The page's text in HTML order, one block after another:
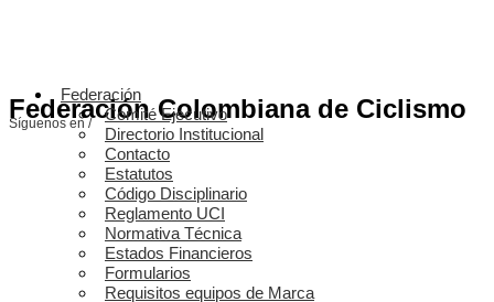
Federación Colombiana de Ciclismo
Síguenos en /
Federación
Comité Ejecutivo
Directorio Institucional
Contacto
Estatutos
Código Disciplinario
Reglamento UCI
Normativa Técnica
Estados Financieros
Formularios
Requisitos equipos de Marca